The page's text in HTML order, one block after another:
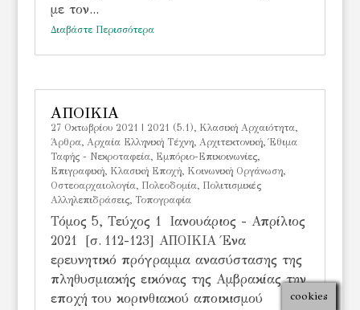
με τον...
Διαβάστε Περισσότερα
ΑΠΟΙΚΙΑ
27 Οκτωβρίου 2021 | 2021 (5.1) Kλασική Αρχαιότητα,
Άρθρα, Αρχαία Ελληνική Τέχνη, Αρχιτεκτονική,Έθιμα
Ταφής - Νεκροταφεία, Εμπόριο-Επικοινωνίες,
Επιγραφική, Κλασική Εποχή, Κοινωνική Οργάνωση,
Οστεοαρχαιολογία, Πολεοδομία, Πολιτισμικές
Αλληλεπιδράσεις, Τοπογραφία
Τόμος 5, Τεύχος 1 Ιανουάριος - Απρίλιος
2021 [σ. 112-123] ΑΠΟΙΚΙΑ Ένα
ερευνητικό πρόγραμμα ανασύστασης της
πληθυσμιακής εικόνας της Αμβρακίας την
εποχή του κορινθιακού αποικισμού
cookies